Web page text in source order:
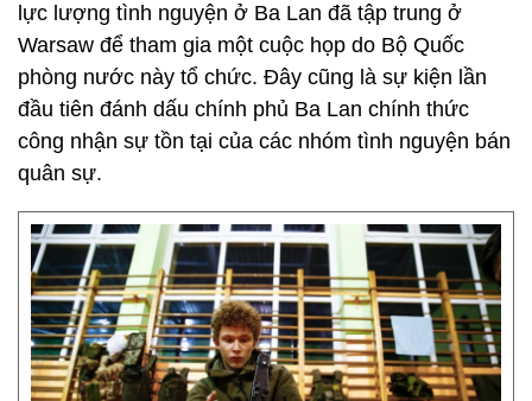
lực lượng tình nguyện ở Ba Lan đã tập trung ở
Warsaw để tham gia một cuộc họp do Bộ Quốc
phòng nước này tổ chức. Đây cũng là sự kiện lần
đầu tiên đánh dấu chính phủ Ba Lan chính thức
công nhận sự tồn tại của các nhóm tình nguyện bán
quân sự.